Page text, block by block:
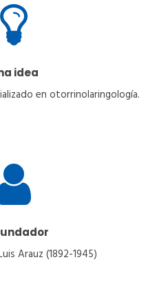
idea
en otorrinolaringología.
Arauz (1892-1945)